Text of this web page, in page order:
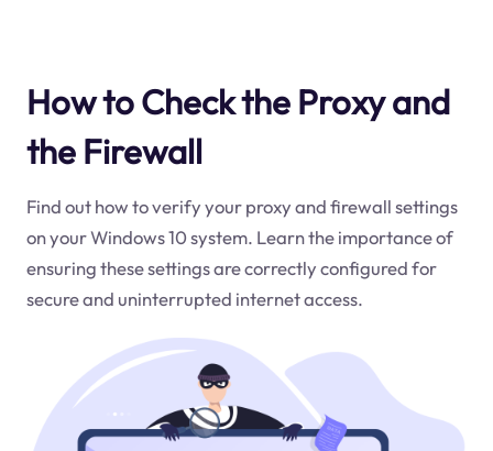
How to Check the Proxy and
the Firewall
Find out how to verify your proxy and firewall settings
on your Windows 10 system. Learn the importance of
ensuring these settings are correctly configured for
secure and uninterrupted internet access.